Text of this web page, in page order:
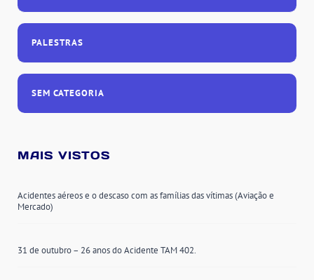
PALESTRAS
SEM CATEGORIA
MAIS VISTOS
Acidentes aéreos e o descaso com as famílias das vítimas (Aviação e
Mercado)
31 de outubro – 26 anos do Acidente TAM 402.